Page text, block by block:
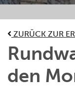
Bevorzugte
ZURÜCK ZUR
den